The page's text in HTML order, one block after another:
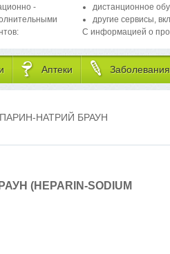
-
дистанционное
другие сервисы,
С информацией о
Аптеки Заболевания
НАТРИЙ БРАУН
(HEPARIN-SODIUM